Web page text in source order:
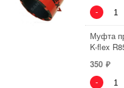
-
Муфта
K-flex
350
-